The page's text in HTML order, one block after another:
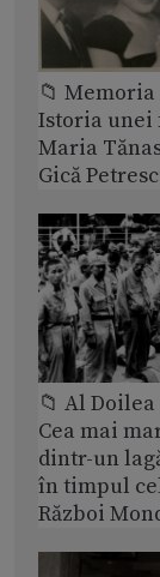
📁
Istoria
Maria
Gică
📁 Al
Cea mai
dintr-un
în timpul
Război